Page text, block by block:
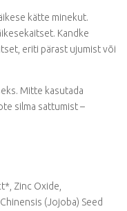
kätte minekut.
Kandke
eriti pärast ujumist või
Mitte kasutada
silma sattumist –
Zinc Oxide,
(Jojoba) Seed